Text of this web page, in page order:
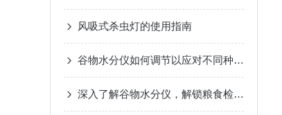
风吸式杀虫灯的使用指南
谷物水分仪如何调节以应对不同种类的谷物测量
深入了解谷物水分仪，解锁粮食检测新体验